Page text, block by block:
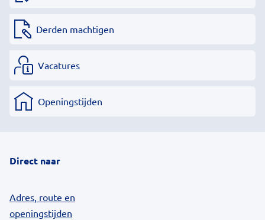
Derden machtigen
Vacatures
Openingstijden
Direct naar
Adres, route en
openingstijden